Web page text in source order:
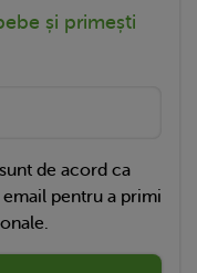
și primești
de acord ca
pentru a primi